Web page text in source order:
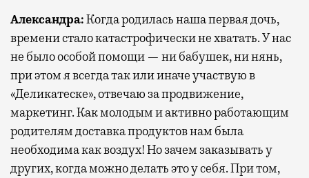
Александра:Когда родилась наша первая дочь,
времени стало катастрофически не хватать. У нас
не было особой помощи — ни бабушек, ни нянь,
при этом я всегда так или иначе участвую в
«Деликатеске», отвечаю за продвижение,
маркетинг. Как молодым и активно работающим
родителям доставка продуктов нам была
необходима как воздух! Но зачем заказывать у
других, когда можно делать это у себя. При том,